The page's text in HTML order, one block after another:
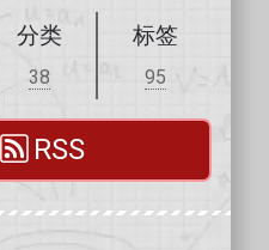
分类
38
标签
95
RSS